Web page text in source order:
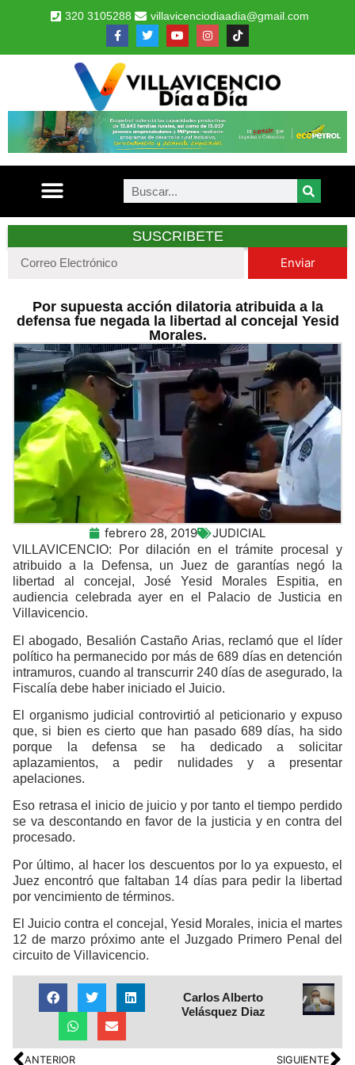
320 3105288 villavicenciodiaadia@gmail.com
SUSCRIBETE
Enviar
Por supuesta acción dilatoria atribuida a la
defensa fue negada la libertad al concejal Yesid
Morales.
febrero 28, 2019 JUDICIAL
VILLAVICENCIO: Por dilación en el trámite procesal y
atribuido a la Defensa, un Juez de garantías negó la
libertad al concejal, José Yesid Morales Espitia, en
audiencia celebrada ayer en el Palacio de Justicia en
Villavicencio.
El abogado, Besalión Castaño Arias, reclamó que el líder
político ha permanecido por más de 689 días en detención
intramuros, cuando al transcurrir 240 días de asegurado, la
Fiscalía debe haber iniciado el Juicio.
El organismo judicial controvirtió al peticionario y expuso
que, si bien es cierto que han pasado 689 días, ha sido
porque la defensa se ha dedicado a solicitar
aplazamientos, a pedir nulidades y a presentar
apelaciones.
Eso retrasa el inicio de juicio y por tanto el tiempo perdido
se va descontando en favor de la justicia y en contra del
procesado.
Por último, al hacer los descuentos por lo ya expuesto, el
Juez encontró que faltaban 14 días para pedir la libertad
por vencimiento de términos.
El Juicio contra el concejal, Yesid Morales, inicia el martes
12 de marzo próximo ante el Juzgado Primero Penal del
circuito de Villavicencio.
Carlos Alberto
Velásquez Diaz
ANTERIOR SIGUIENTE